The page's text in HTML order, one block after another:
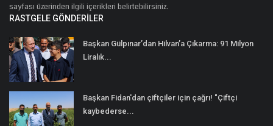
sayfası üzerinden ilgili içerikleri belirtebilirsiniz.
RASTGELE GÖNDERILER
Başkan Gülpınar’dan Hilvan’a Çıkarma: 91 Milyon
Liralık...
Başkan Fidan'dan çiftçiler için çağrı! "Çiftçi
kaybederse...